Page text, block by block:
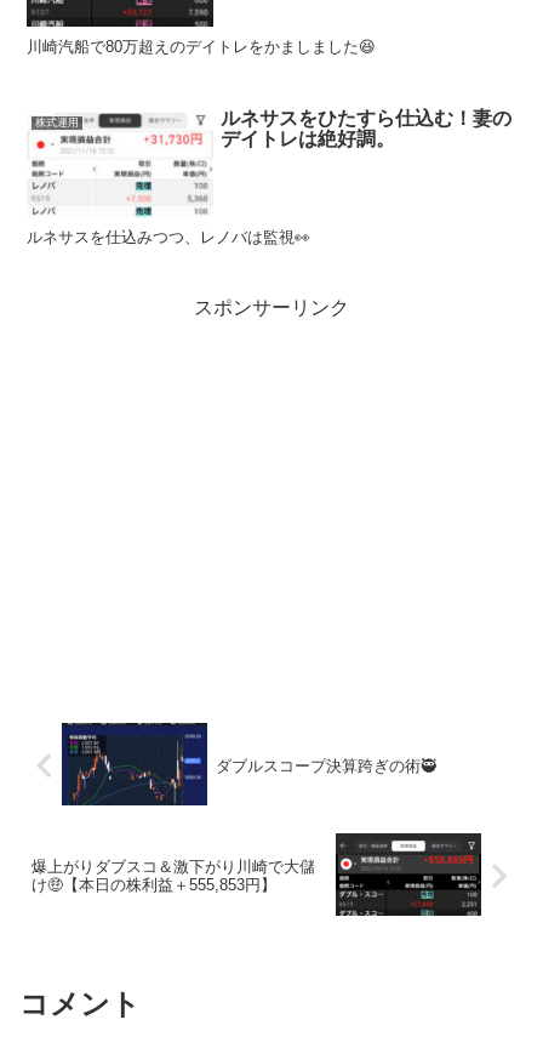
川崎汽船で80万超えのデイトレをかましました😆
株式運用
ルネサスをひたすら仕込む！妻の
デイトレは絶好調。
ルネサスを仕込みつつ、レノバは監視👀
スポンサーリンク
ダブルスコープ決算跨ぎの術🥷
爆上がりダブスコ＆激下がり川崎で大儲
け🤑【本日の株利益＋555,853円】
コメント